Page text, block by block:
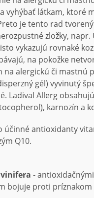
vyhýbať látkam, ktoré
je tento rad
zložky,
vykazujú rovnaké
na pokožke
alergickú či mastnú
gél) vyvinutý
Ladival Allerg
karnozín a
účinné antioxidanty
Q10.
-
bojuje proti